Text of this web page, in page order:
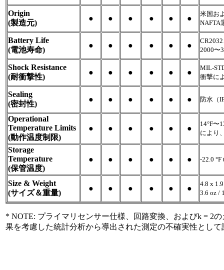
Origin
(製造元)
● ● ● ● ● ●
米国お
NAFTA
Battery Life
(電池寿命)
● ● ● ● ● ●
2000〜
Shock Resistance
(耐衝撃性)
● ● ● ● ● ●
MIL-
衝撃に
Sealing
(密封性)
● ● ● ● ● ● 防水（
Operational
Temperature Limits
(動作温度制限)
● ● ● ● ● ●
14°F〜
により
Storage
Temperature
(保管温度)
● ● ● ● ● ● -22.0 °F
Size & Weight
(サイズ＆重量)
● ● ● ● ● ●
4.8 x
3.6 oz /
* NOTE: プライマリセンサー仕様、回路変換、およびk = 2
果を考慮した統計分析から導出された測定の不確実性とし